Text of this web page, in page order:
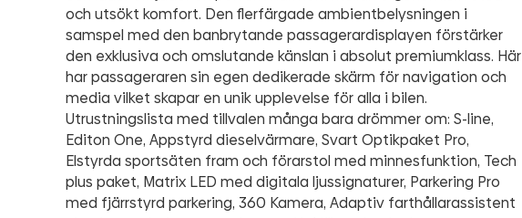
och utsökt komfort. Den flerfärgade ambientbelysningen i
samspel med den banbrytande passagerardisplayen förstärker
den exklusiva och omslutande känslan i absolut premiumklass. Här
har passageraren sin egen dedikerade skärm för navigation och
media vilket skapar en unik upplevelse för alla i bilen.
Utrustningslista med tillvalen många bara drömmer om: S-line,
Editon One, Appstyrd dieselvärmare, Svart Optikpaket Pro,
Elstyrda sportsäten fram och förarstol med minnesfunktion, Tech
plus paket, Matrix LED med digitala ljussignaturer, Parkering Pro
med fjärrstyrd parkering, 360 Kamera, Adaptiv farthållarassistent